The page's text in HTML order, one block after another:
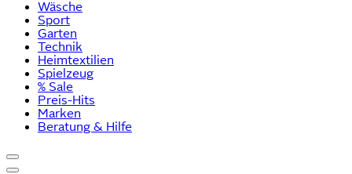
Wäsche
Sport
Garten
Technik
Heimtextilien
Spielzeug
% Sale
Preis-Hits
Marken
Beratung & Hilfe